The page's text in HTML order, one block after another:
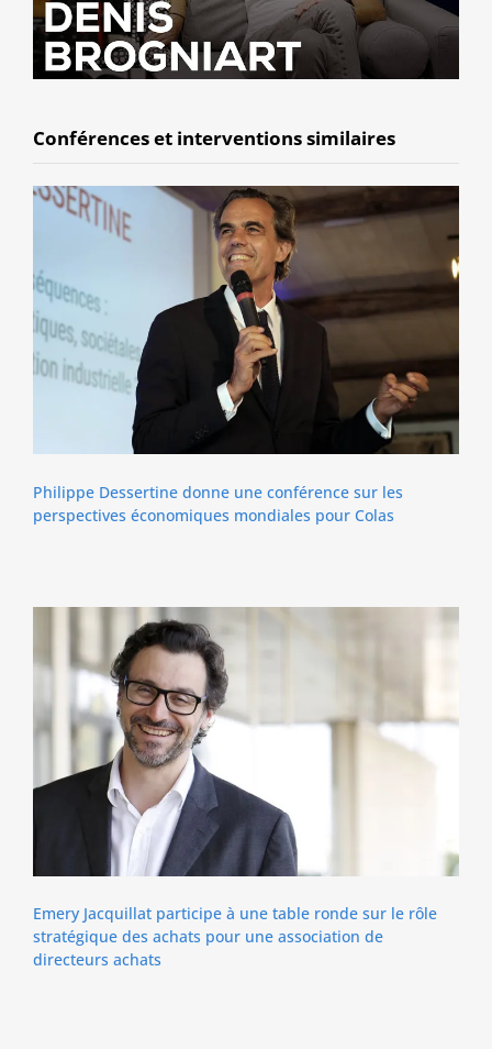
Conférences et interventions similaires
Philippe Dessertine donne une conférence sur les
perspectives économiques mondiales pour Colas
Emery Jacquillat participe à une table ronde sur le rôle
stratégique des achats pour une association de
directeurs achats